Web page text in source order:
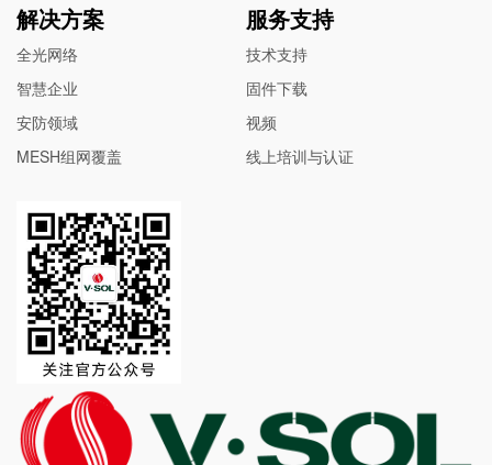
解决方案
全光网络
智慧企业
安防领域
MESH组网覆盖
服务支持
技术支持
固件下载
视频
线上培训与认证